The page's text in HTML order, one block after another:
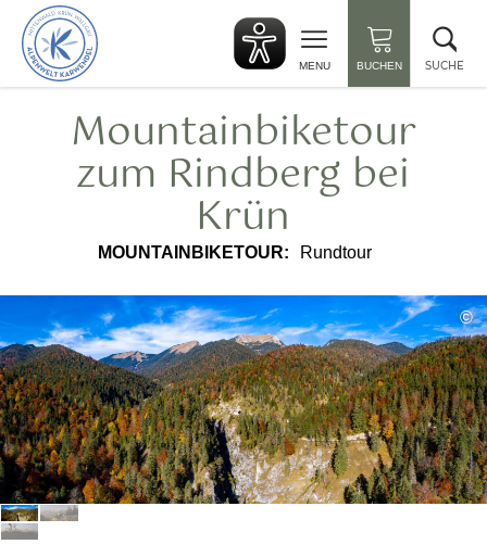
zurück
zur
Startseite
MENU BUCHEN SUCHE
Mountainbiketour
zum Rindberg bei
Krün
MOUNTAINBIKETOUR: Rundtour
©